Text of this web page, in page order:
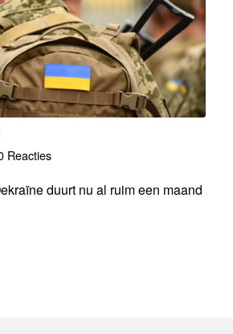
Reacties
duurt nu al ruim een maand